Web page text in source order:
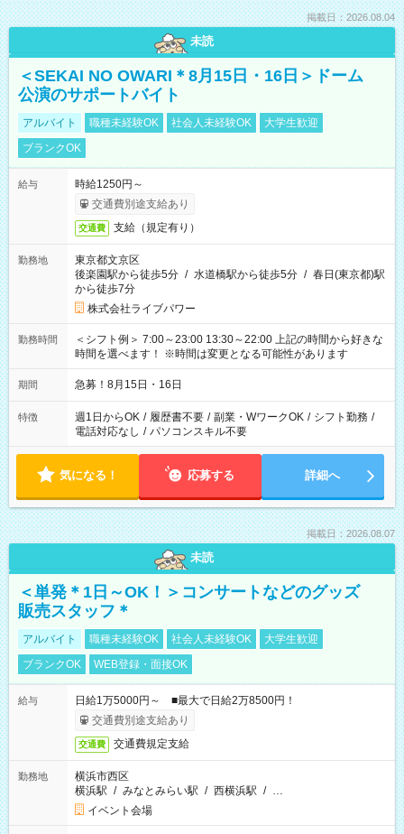
掲載日：2026.08.04
未読
＜SEKAI NO OWARI＊8月15日・16日＞ドーム
公演のサポートバイト
アルバイト 職種未経験OK 社会人未経験OK
大学生歓迎
ブランクOK
給与
時給1250円～
交通費別途支給あり
交通費 支給（規定有り）
勤務地
東京都文京区
後楽園駅から徒歩5分 / 水道橋駅から徒歩5分 / 春日(東京都)駅
から徒歩7分
株式会社ライブパワー
勤務時間
＜シフト例＞ 7:00～23:00 13:30～22:00 上記の時間から好きな
時間を選べます！ ※時間は変更となる可能性があります
期間 急募！8月15日・16日
特徴 週1日からOK / 履歴書不要 / 副業・WワークOK / シフト勤務 /
電話対応なし / パソコンスキル不要
気になる！ 応募する 詳細へ
掲載日：2026.08.07
未読
＜単発＊1日～OK！＞コンサートなどのグッズ
販売スタッフ＊
アルバイト 職種未経験OK 社会人未経験OK
大学生歓迎
ブランクOK
WEB登録・面接OK
給与
日給1万5000円～ ■最大で日給2万8500円！
交通費別途支給あり
交通費 交通費規定支給
勤務地
横浜市西区
横浜駅 / みなとみらい駅 / 西横浜駅 / …
イベント会場